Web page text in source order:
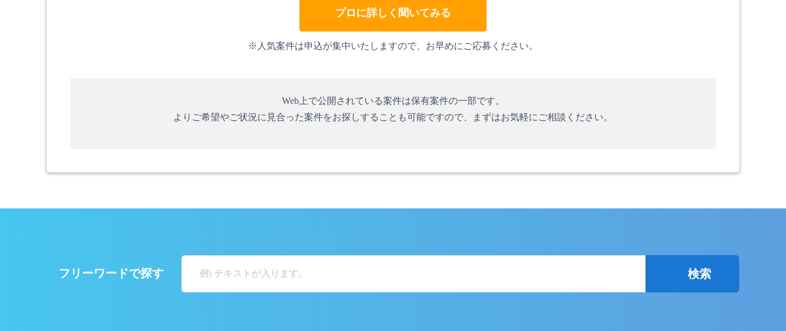
プロに詳しく聞いてみる
※人気案件は申込が集中いたしますので、お早めにご応募ください。
Web上で公開されている案件は保有案件の一部です。
よりご希望やご状況に見合った案件をお探しすることも可能ですので、まずはお気軽にご相談ください。
フリーワードで探す